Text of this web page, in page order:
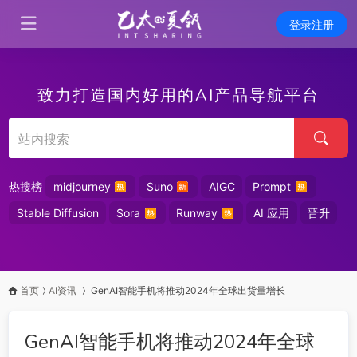
登录注册
致力打造国内好用的AI产品导航平台
热搜榜 midjourney Suno AIGC
Prompt
Stable Diffusion
Sora Runway AI 应用 晋升
首页 AI资讯 GenAI智能手机将推动2024年全球出货量增长
GenAI智能手机将推动2024年全球